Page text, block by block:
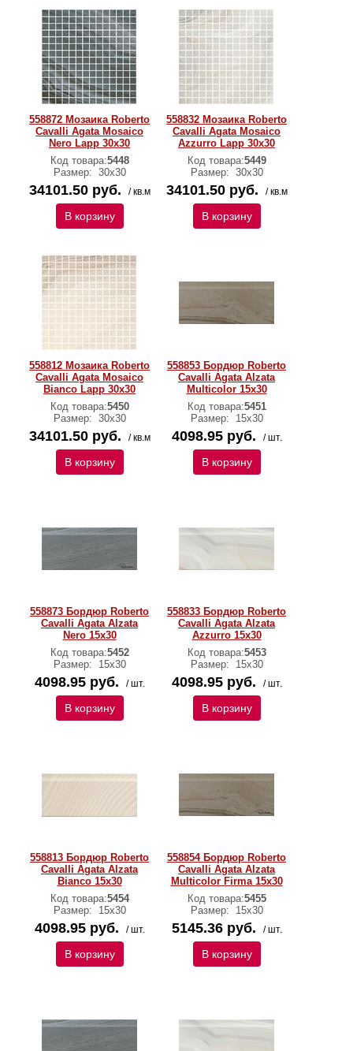
558872 Мозаика Roberto
Cavalli Agata Mosaico
Nero Lapp 30x30
Код товара:5448
Размер: 30х30
34101.50 руб. / кв.м
В корзину
558832 Мозаика Roberto
Cavalli Agata Mosaico
Azzurro Lapp 30x30
Код товара:5449
Размер: 30х30
34101.50 руб. / кв.м
В корзину
558812 Мозаика Roberto
Cavalli Agata Mosaico
Bianco Lapp 30x30
Код товара:5450
Размер: 30х30
34101.50 руб. / кв.м
В корзину
558853 Бордюр Roberto
Cavalli Agata Alzata
Multicolor 15x30
Код товара:5451
Размер:
15х30
4098.95 руб. / шт.
В корзину
558873 Бордюр Roberto
Cavalli Agata Alzata
Nero 15x30
Код товара:5452
Размер:
15х30
4098.95 руб. / шт.
В корзину
558833 Бордюр Roberto
Cavalli Agata Alzata
Azzurro 15x30
Код товара:5453
Размер:
15х30
4098.95 руб. / шт.
В корзину
558813 Бордюр Roberto
Cavalli Agata Alzata
Bianco 15x30
Код товара:5454
Размер:
15х30
4098.95 руб. / шт.
В корзину
558854 Бордюр Roberto
Cavalli Agata Alzata
Multicolor Firma 15x30
Код товара:5455
Размер:
15х30
5145.36 руб. / шт.
В корзину